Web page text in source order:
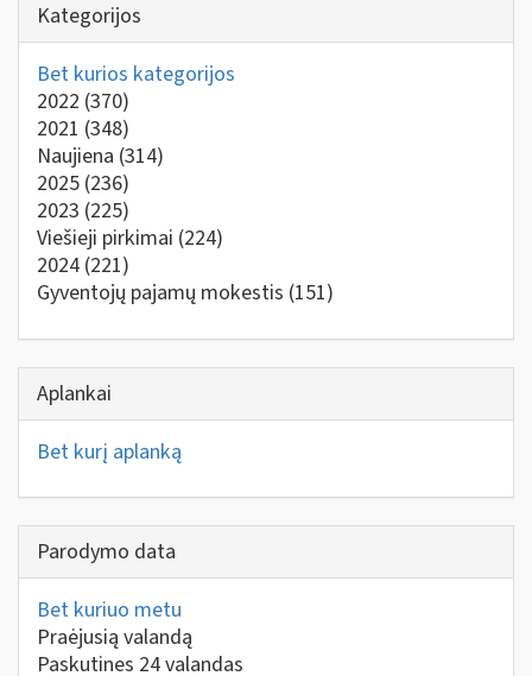
Kategorijos
Bet kurios kategorijos
2022 (370)
2021 (348)
Naujiena (314)
2025 (236)
2023 (225)
Viešieji pirkimai (224)
2024 (221)
Gyventojų pajamų mokestis (151)
Aplankai
Bet kurį aplanką
Parodymo data
Bet kuriuo metu
Praėjusią valandą
Paskutines 24 valandas